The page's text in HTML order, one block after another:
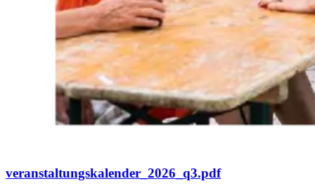
veranstaltungskalender_2026_q3.pdf